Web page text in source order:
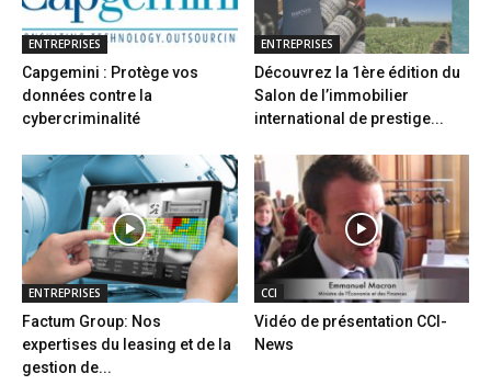
ENTREPRISES
Capgemini : Protège vos
données contre la
cybercriminalité
ENTREPRISES
Découvrez la 1ère édition du
Salon de l’immobilier
international de prestige...
ENTREPRISES
Factum Group: Nos
expertises du leasing et de la
gestion de...
CCI
Vidéo de présentation CCI-
News